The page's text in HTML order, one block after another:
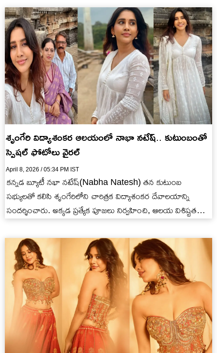
శృంగేరి విద్యాశంకర ఆలయంలో నాభా నటేష్.. కుటుంబంతో
స్పెషల్ ఫోటోలు వైరల్
April 8, 2026 / 05:34 PM IST
కన్నడ బ్యూటీ నభా నటేష్(Nabha Natesh) తన కుటుంబ
సభ్యులతో కలిసి శృంగేరిలోని చారిత్రక విద్యాశంకర దేవాలయాన్ని
సందర్శించారు. అక్కడ ప్రత్యేక పూజలు నిర్వహించి, ఆలయ విశిష్టతను